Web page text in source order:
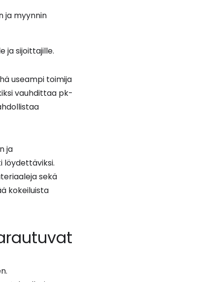
ja myynnin
ja sijoittajille.
useampi toimija
vauhdittaa pk-
ja
löydettäviksi.
sekä
kokeiluista